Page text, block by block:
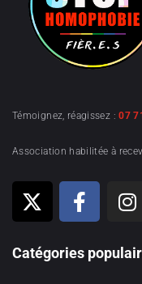
Témoignez, réagissez :07
Association habilitée à
Catégories